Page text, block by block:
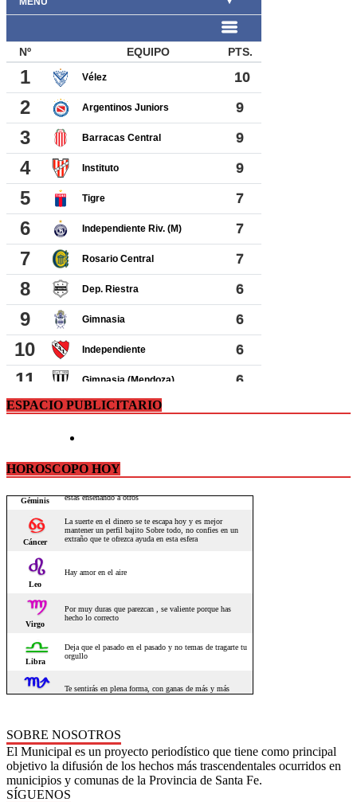
ESPACIO PUBLICITARIO
HOROSCOPO HOY
SOBRE NOSOTROS
El Municipal es un proyecto periodístico que tiene como principal
objetivo la difusión de los hechos más trascendentales ocurridos en
municipios y comunas de la Provincia de Santa Fe.
SÍGUENOS